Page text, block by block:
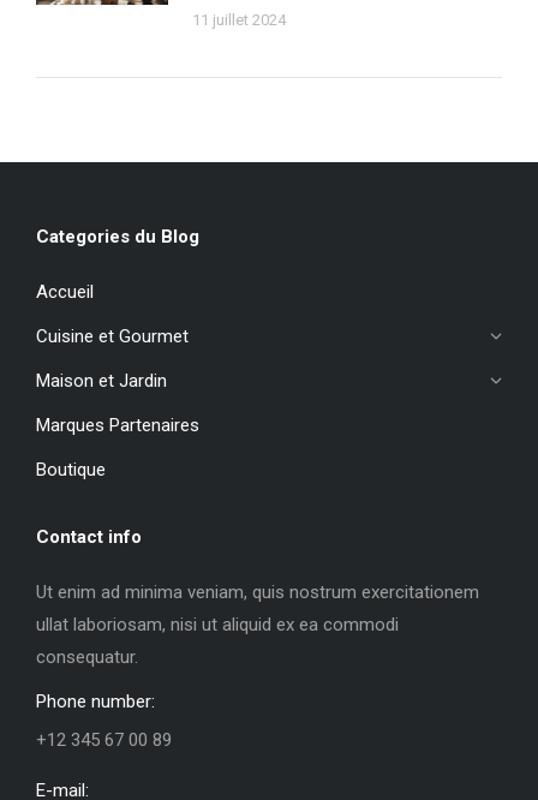
11 juillet 2024
Categories du Blog
Accueil
Cuisine et Gourmet
Maison et Jardin
Marques Partenaires
Boutique
Contact info
Ut enim ad minima veniam, quis nostrum exercitationem
ullat laboriosam, nisi ut aliquid ex ea commodi
consequatur.
Phone number:
+12 345 67 00 89
E-mail: